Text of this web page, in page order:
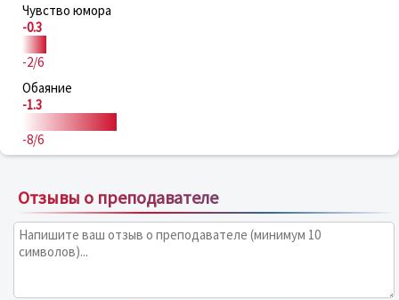
Чувство юмора
-0.3
-2/6
Обаяние
-1.3
-8/6
Отзывы о преподавателе